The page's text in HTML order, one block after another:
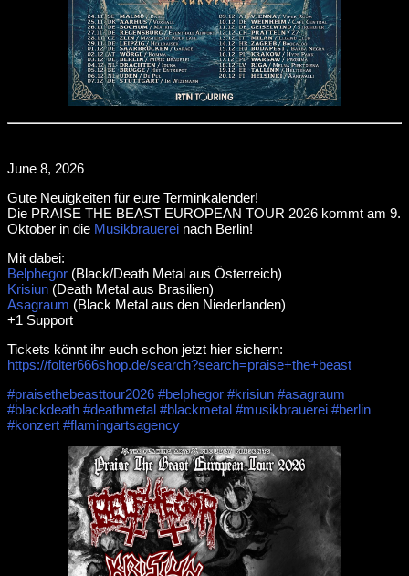
June 8, 2026
Gute Neuigkeiten für eure Terminkalender!
Die PRAISE THE BEAST EUROPEAN TOUR 2026 kommt am 9.
Oktober in die Musikbrauerei nach Berlin!
Mit dabei:
Belphegor (Black/Death Metal aus Österreich)
Krisiun (Death Metal aus Brasilien)
Asagraum (Black Metal aus den Niederlanden)
+1 Support
Tickets könnt ihr euch schon jetzt hier sichern:
https://folter666shop.de/search?search=praise+the+beast
#praisethebeasttour2026 #belphegor #krisiun #asagraum
#blackdeath #deathmetal #blackmetal #musikbrauerei #berlin
#konzert #flamingartsagency